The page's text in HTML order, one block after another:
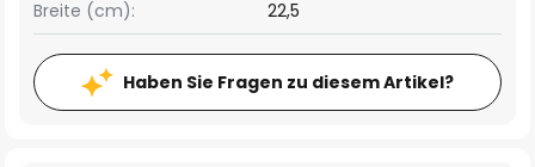
Breite (cm): 22,5
Haben Sie Fragen zu diesem Artikel?